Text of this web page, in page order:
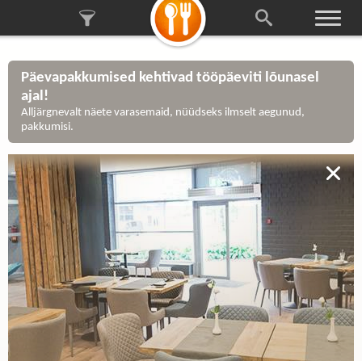
Päevapakkumised kehtivad tööpäeviti lõunasel
ajal!
Alljärgnevalt näete varasemaid, nüüdseks ilmselt aegunud,
pakkumisi.